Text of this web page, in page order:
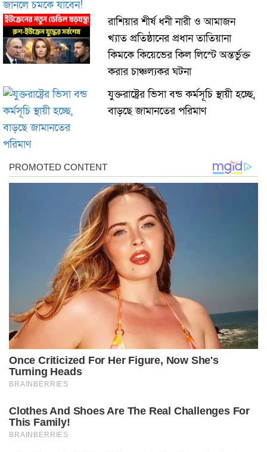
রাশিয়ার শীর্ষ ধনী নারী ও আমাজন
খ্যাত প্রতিষ্ঠানের প্রধান তাতিয়ানা
কিমকে কিয়েভের কিল লিস্টে অন্তর্ভুক্ত
করার চাঞ্চল্যকর ঘটনা
যুক্তরাষ্ট্রের ভিসা বন্ড কর্মসূচি স্থায়ী হচ্ছে,
বাড়ছে জামানতের পরিমাণ